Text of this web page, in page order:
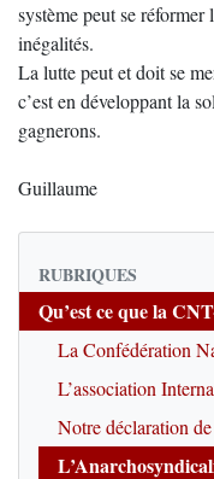
système peut se
inégalités.
La lutte peut et doit se
c’est en développant la
gagnerons.
Guillaume
RUBRIQUES
Qu’est ce que la
La Confédération
L’association
Notre déclaration